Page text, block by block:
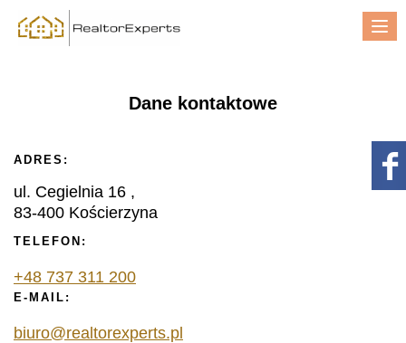
Dane kontaktowe
ADRES:
ul. Cegielnia 16 ,
83-400 Kościerzyna
TELEFON:
+48 737 311 200
E-MAIL:
biuro@realtorexperts.pl